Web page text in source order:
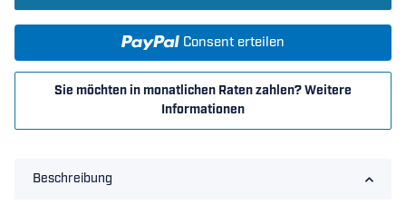
Consent erteilen
Sie möchten in monatlichen Raten zahlen?Weitere
Informationen
Beschreibung